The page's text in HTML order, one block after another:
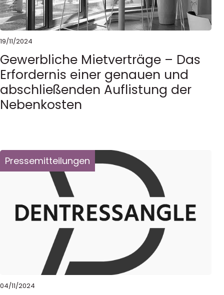
19/11/2024
Gewerbliche Mietverträge – Das
Erfordernis einer genauen und
abschließenden Auflistung der
Nebenkosten
Pressemitteilungen
04/11/2024